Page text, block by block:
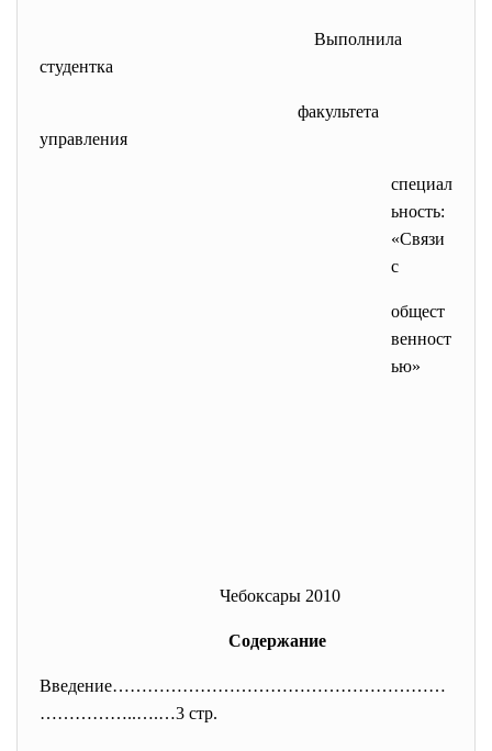
Выполнила
студентка
факультета
управления
специал
ьность:
«Связи
с
общест
венност
ью»
Чебоксары 2010
Содержание
Введение…………………………………………………
……………..….…3 стр.